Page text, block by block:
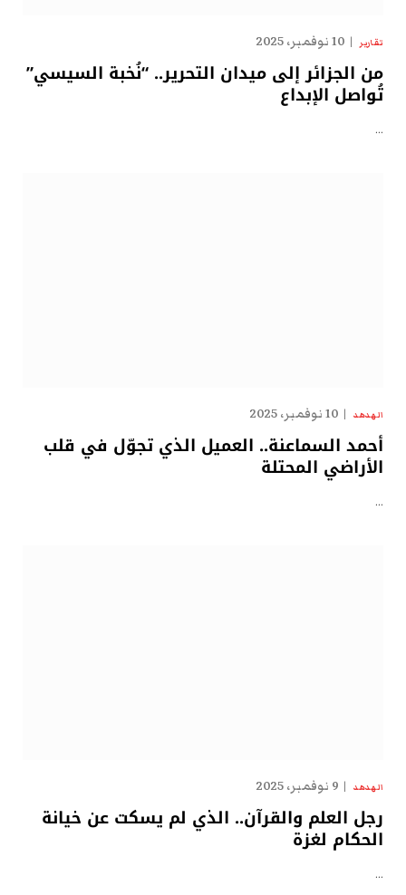
تقارير 10 نوفمبر، 2025
من الجزائر إلى ميدان التحرير.. “نُخبة السيسي”
تُواصل الإبداع
…
الهدهد 10 نوفمبر، 2025
أحمد السماعنة.. العميل الذي تجوّل في قلب
الأراضي المحتلة
…
الهدهد 9 نوفمبر، 2025
رجل العلم والقرآن.. الذي لم يسكت عن خيانة
الحكام لغزة
…